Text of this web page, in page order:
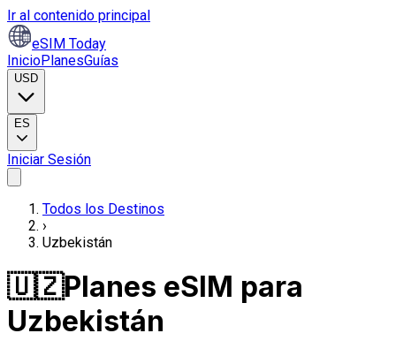
Ir al contenido principal
eSIM Today
InicioPlanesGuías
USD
ES
Iniciar Sesión
Todos los Destinos
›
Uzbekistán
🇺🇿Planes eSIM para
Uzbekistán